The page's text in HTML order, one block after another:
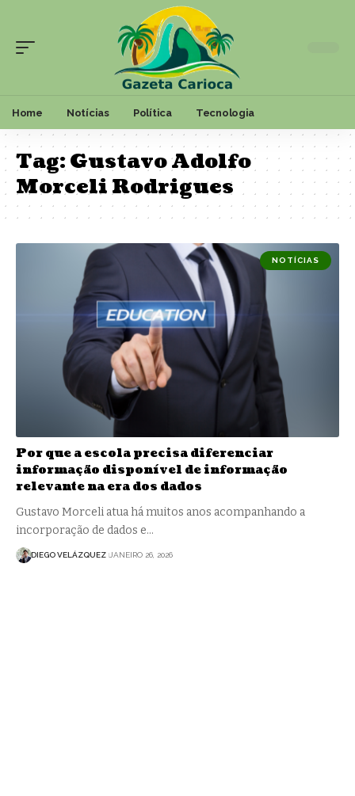
Home Notícias Política Tecnologia
Tag:Gustavo Adolfo
Morceli Rodrigues
NOTÍCIAS
Por que a escola precisa diferenciar
informação disponível de informação
relevante na era dos dados
Gustavo Morceli atua há muitos anos acompanhando a
incorporação de dados e…
DIEGO VELÁZQUEZ JANEIRO 26, 2026